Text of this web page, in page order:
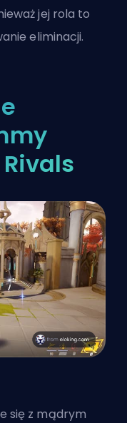
jej rola to
eliminacji.
się z mądrym